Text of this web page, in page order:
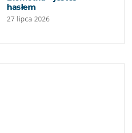
– jesteś hasłem
2026